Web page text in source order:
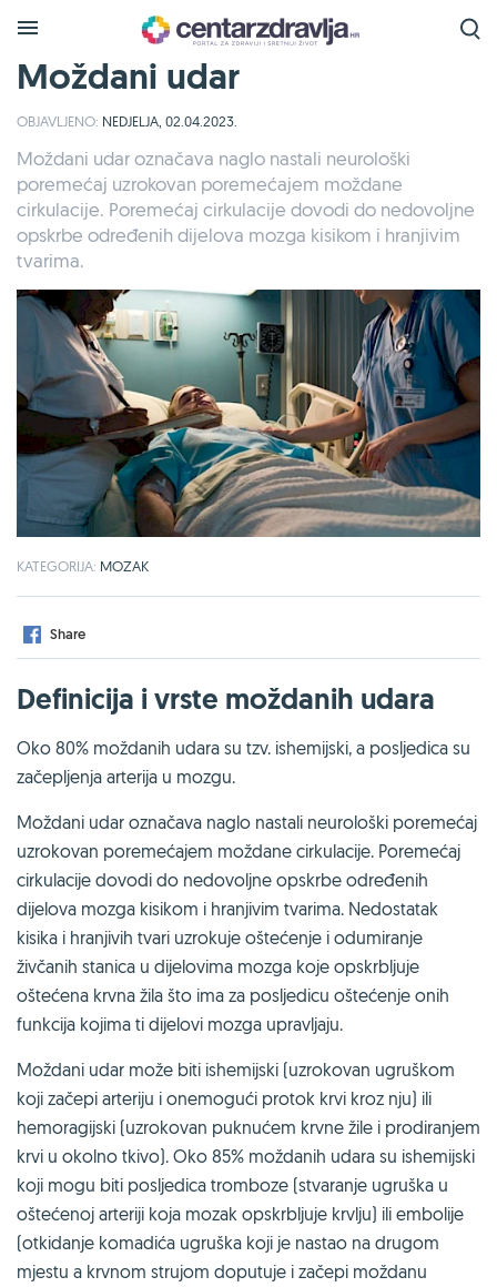
Moždani udar
OBJAVLJENO: NEDJELJA, 02.04.2023.
Moždani udar označava naglo nastali neurološki
poremećaj uzrokovan poremećajem moždane
cirkulacije. Poremećaj cirkulacije dovodi do nedovoljne
opskrbe određenih dijelova mozga kisikom i hranjivim
tvarima.
KATEGORIJA: MOZAK
Share
Definicija i vrste moždanih udara
Oko 80% moždanih udara su tzv. ishemijski, a posljedica su
začepljenja arterija u mozgu.
Moždani udar označava naglo nastali neurološki poremećaj
uzrokovan poremećajem moždane cirkulacije. Poremećaj
cirkulacije dovodi do nedovoljne opskrbe određenih
dijelova mozga kisikom i hranjivim tvarima. Nedostatak
kisika i hranjivih tvari uzrokuje oštećenje i odumiranje
živčanih stanica u dijelovima mozga koje opskrbljuje
oštećena krvna žila što ima za posljedicu oštećenje onih
funkcija kojima ti dijelovi mozga upravljaju.
Moždani udar može biti ishemijski (uzrokovan ugruškom
koji začepi arteriju i onemogući protok krvi kroz nju) ili
hemoragijski (uzrokovan puknućem krvne žile i prodiranjem
krvi u okolno tkivo). Oko 85% moždanih udara su ishemijski
koji mogu biti posljedica tromboze (stvaranje ugruška u
oštećenoj arteriji koja mozak opskrbljuje krvlju) ili embolije
(otkidanje komadića ugruška koji je nastao na drugom
mjestu a krvnom strujom doputuje i začepi moždanu